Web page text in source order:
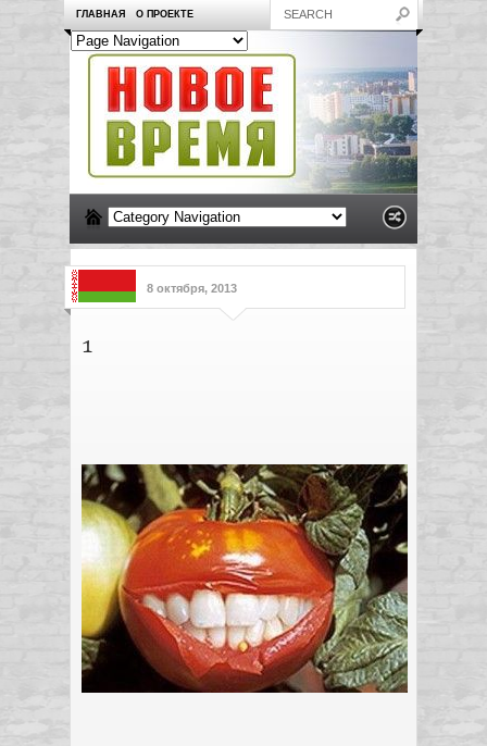
ГЛАВНАЯ О ПРОЕКТЕ
8 октября, 2013
1